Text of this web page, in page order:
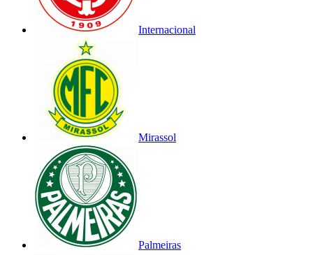
Internacional
Mirassol
Palmeiras